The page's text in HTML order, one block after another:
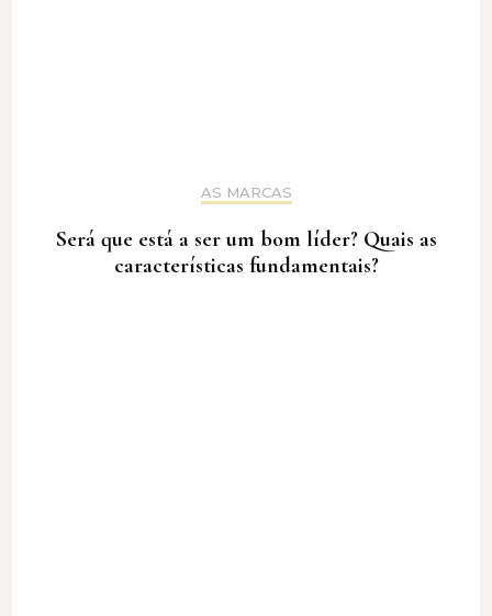
AS MARCAS
Será que está a ser um bom líder? Quais as
características fundamentais?